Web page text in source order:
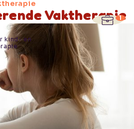
kind- en
Vaktherapie